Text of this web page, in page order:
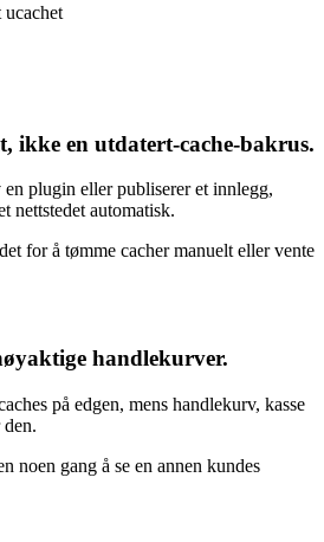
ucachet
ikke en utdatert-cache-bakrus.
plugin eller publiserer et innlegg,
nettstedet automatisk.
for å tømme cacher manuelt eller vente
handlekurver.
på edgen, mens handlekurv, kasse
noen gang å se en annen kundes